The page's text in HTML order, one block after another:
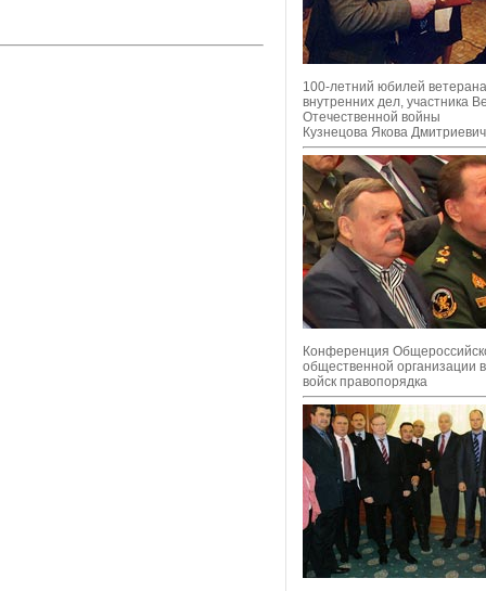
100-летний юбилей
внутренних дел, участника
Отечественной войны
Кузнецова Якова
Конференция
общественной организации
войск правопорядка